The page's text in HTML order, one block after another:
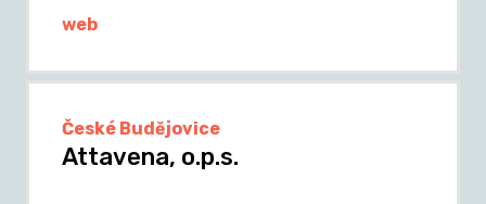
web
České Budějovice
Attavena, o.p.s.